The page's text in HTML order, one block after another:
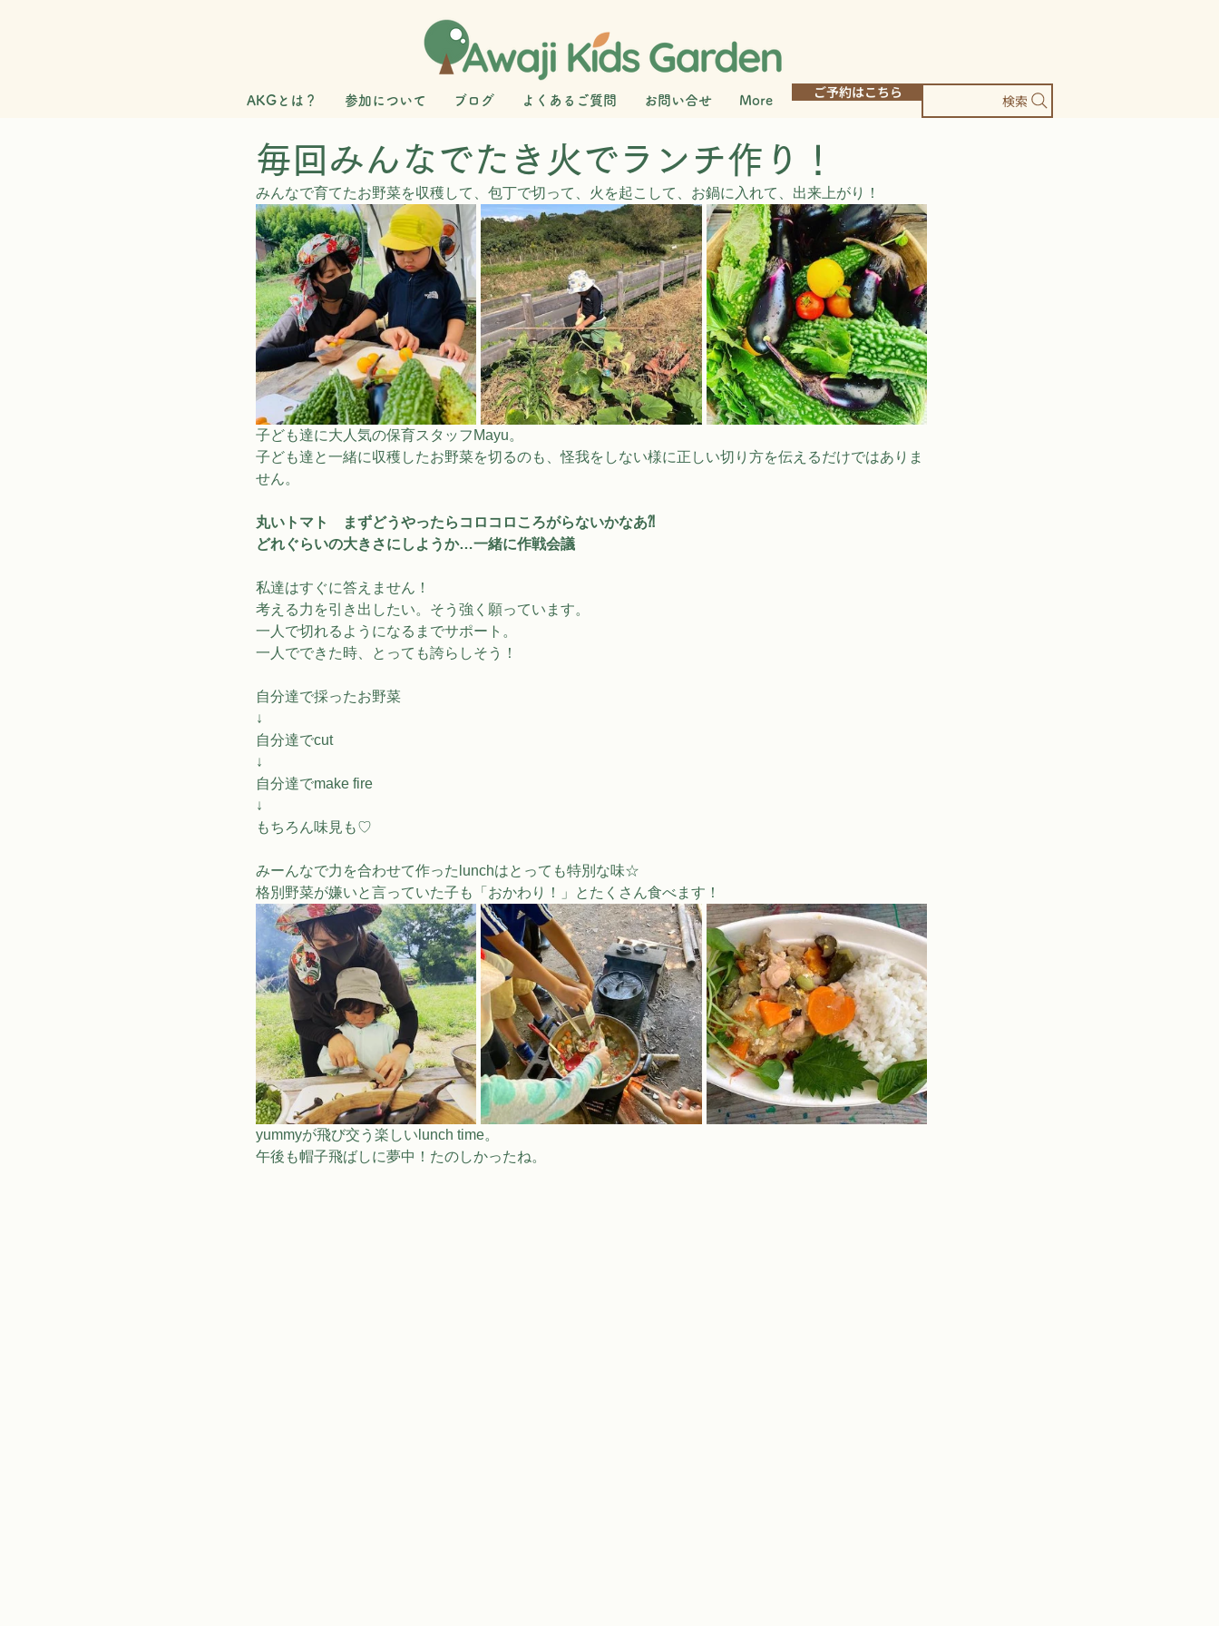
AKGとは？ 参加について ブログ よくあるご質問 お問い合せ More ご予約はこちら 検索
毎回みんなでたき火でランチ作り！
みんなで育てたお野菜を収穫して、包丁で切って、火を起こして、お鍋に入れて、出来上がり！
子ども達に大人気の保育スタッフMayu。
子ども達と一緒に収穫したお野菜を切るのも、怪我をしない様に正しい切り方を伝えるだけではありま
せん。
丸いトマト　まずどうやったらコロコロころがらないかなあ⁈
どれぐらいの大きさにしようか…一緒に作戦会議
私達はすぐに答えません！
考える力を引き出したい。そう強く願っています。
一人で切れるようになるまでサポート。
一人でできた時、とっても誇らしそう！
自分達で採ったお野菜
↓
自分達でcut
↓
自分達でmake fire
↓
もちろん味見も♡
みーんなで力を合わせて作ったlunchはとっても特別な味☆
格別野菜が嫌いと言っていた子も「おかわり！」とたくさん食べます！
yummyが飛び交う楽しいlunch time。
午後も帽子飛ばしに夢中！たのしかったね。